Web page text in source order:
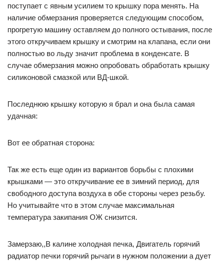
поступает с явным усилием то крышку пора менять. На
наличие обмерзания проверяется следующим способом,
прогретую машину оставляем до полного остывания, после
этого откручиваем крышку и смотрим на клапана, если они
полностью во льду значит проблема в конденсате. В
случае обмерзания можно опробовать обработать крышку
силиконовой смазкой или ВД-шкой.
Последнюю крышку которую я брал и она была самая
удачная:
Вот ее обратная сторона:
Так же есть еще один из вариантов борьбы с плохими
крышками — это откручивание ее в зимний период, для
свободного доступа воздуха в обе стороны через резьбу.
Но учитывайте что в этом случае максимальная
температура закипания ОЖ снизится.
Замерзаю,,В калине холодная печка, Двигатель горячий
радиатор печки горячий рычаги в нужном положении а дует